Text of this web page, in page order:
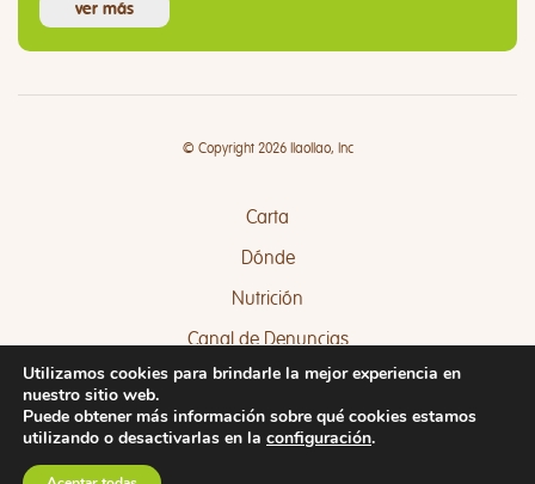
ver más
© Copyright 2026 llaollao, Inc
Carta
Dónde
Nutrición
Canal de Denuncias
Quejas y Sugerencias
Utilizamos cookies para brindarle la mejor experiencia en
nuestro sitio web.
Puede obtener más información sobre qué cookies estamos
utilizando o desactivarlas en la configuración.